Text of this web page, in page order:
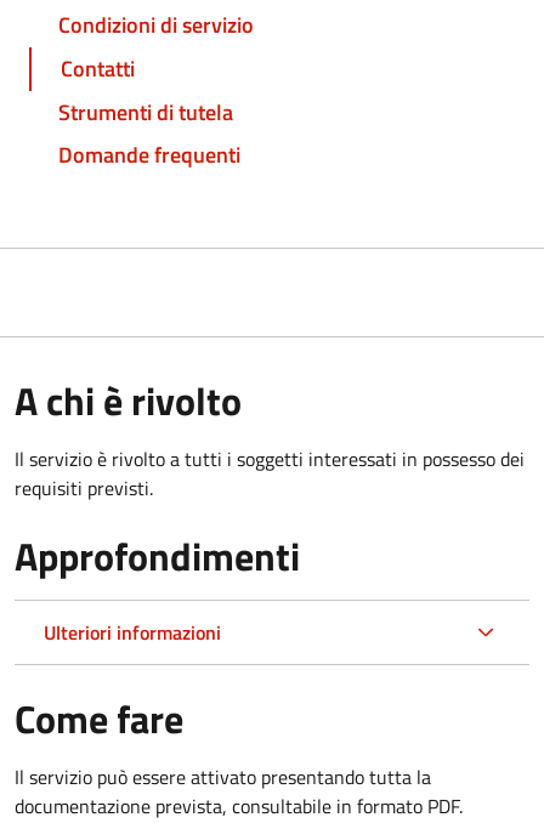
Condizioni di servizio
Contatti
Strumenti di tutela
Domande frequenti
A chi è rivolto
Il servizio è rivolto a tutti i soggetti interessati in possesso dei
requisiti previsti.
Approfondimenti
Ulteriori informazioni
Come fare
Il servizio può essere attivato presentando tutta la
documentazione prevista, consultabile in formato PDF.